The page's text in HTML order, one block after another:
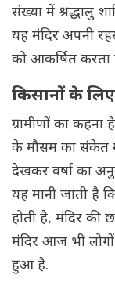
संख्या में श्रद्धालु
यह मंदिर अपनी
को आकर्षित करता
किसानों के लिए
ग्रामीणों का
के मौसम का संकेत
देखकर वर्षा का
यह मानी जाती है
होती है, मंदिर
मंदिर आज भी
हुआ है.